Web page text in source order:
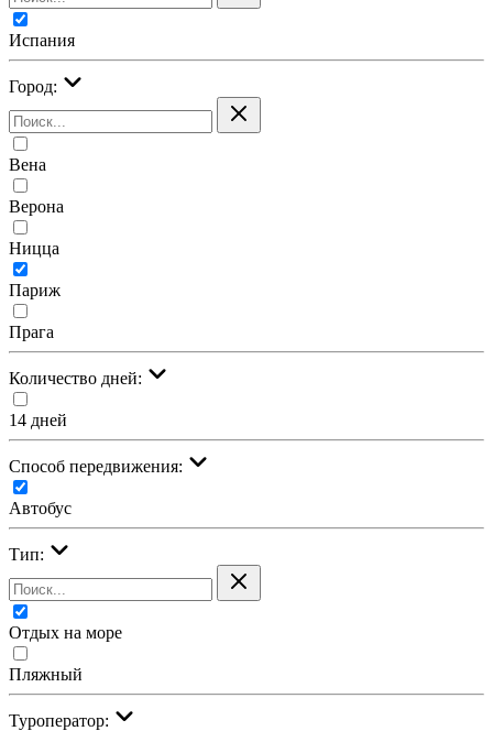
Испания
Город:
Вена
Верона
Ницца
Париж
Прага
Количество дней:
14 дней
Cпособ передвижения:
Автобус
Тип:
Отдых на море
Пляжный
Туроператор: